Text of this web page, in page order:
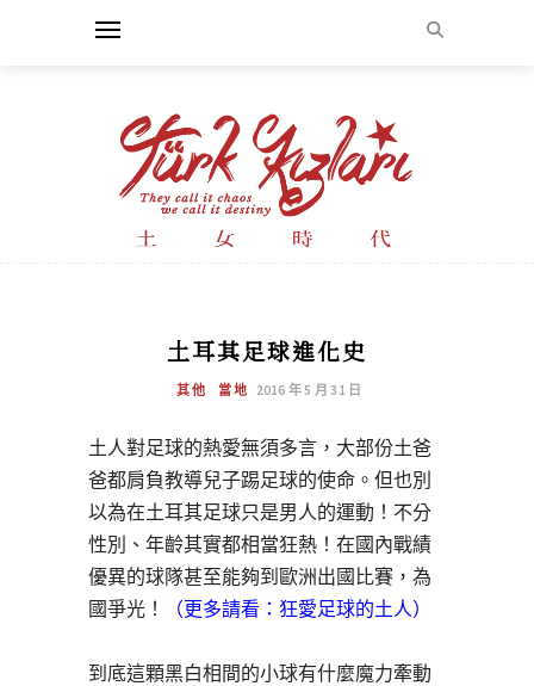
土耳其足球進化史
其他 當地 2016 年 5 月 31 日
土人對足球的熱愛無須多言，大部份土爸
爸都肩負教導兒子踢足球的使命。但也別
以為在土耳其足球只是男人的運動！不分
性別、年齡其實都相當狂熱！在國內戰績
優異的球隊甚至能夠到歐洲出國比賽，為
國爭光！
（更多請看： 狂愛足球的土人）
到底這顆黑白相間的小球有什麼魔力牽動